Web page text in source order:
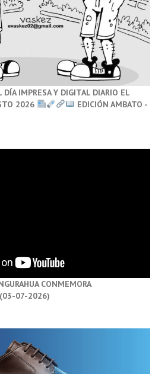
DÍA IMPRESA Y DIGITAL DIARIO EL
2026
EDICIÓN AMBATO -
CONMEMORA
(03-07-2026)